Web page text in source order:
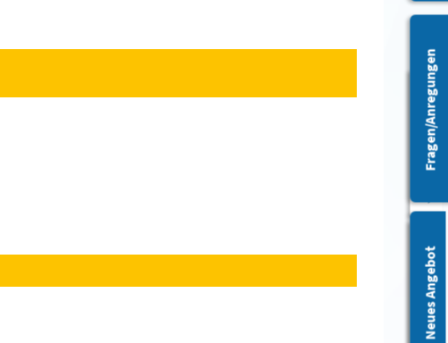
Leichte Sprache
Barrierefreiheit
Neues Angebot
Fragen/Anregungen